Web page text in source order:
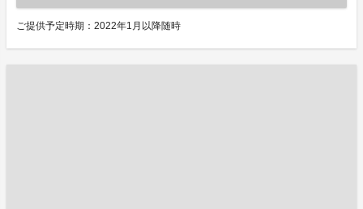
ご提供予定時期：2022年1月以降随時